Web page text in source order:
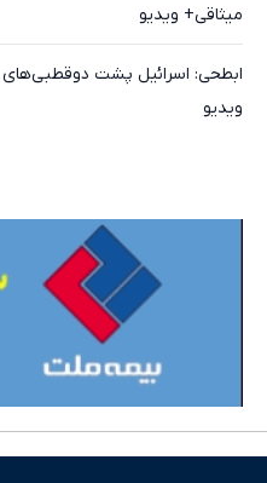
میثاقی+ ویدیو
ابطحی: اسرائیل پشت
ویدیو